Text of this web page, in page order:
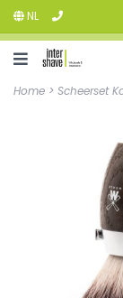
NL
Home > Scheerset